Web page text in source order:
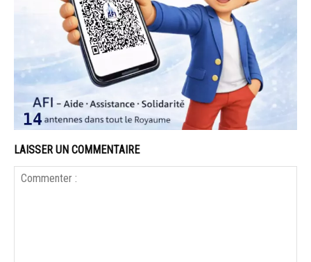
LAISSER UN COMMENTAIRE